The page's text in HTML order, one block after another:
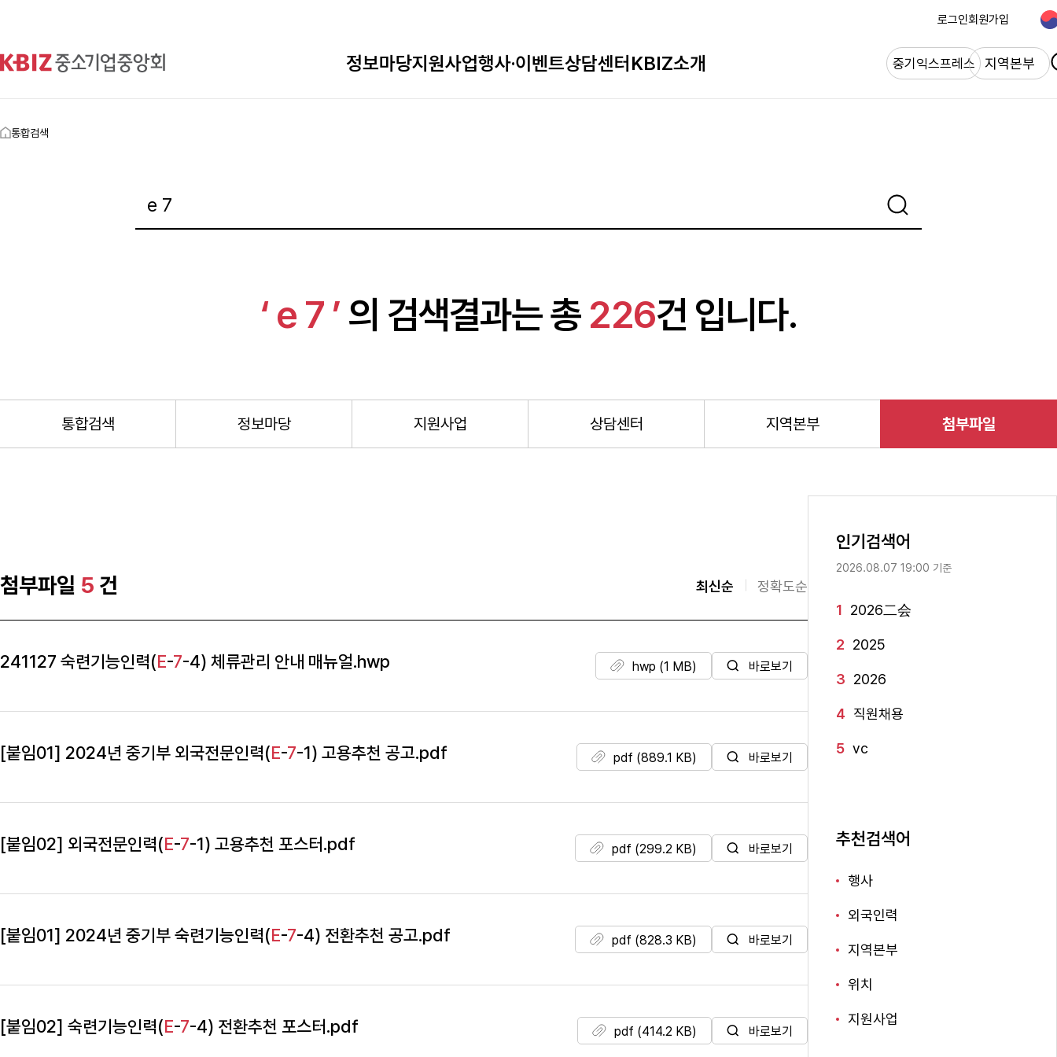
로그인회원가입
정보마당지원사업행사·이벤트상담센터KBIZ소개 중기익스프레스 지역본부
통합검색
‘ e 7 ’ 의 검색결과는 총 226건 입니다.
통합검색 정보마당 지원사업 상담센터 지역본부 첨부파일
첨부파일 5 건 최신순 정확도순
241127 숙련기능인력(E-7-4) 체류관리 안내 매뉴얼.hwp hwp (1 MB) 바로보기
[붙임01] 2024년 중기부 외국전문인력(E-7-1) 고용추천 공고.pdf pdf (889.1 KB) 바로보기
[붙임02] 외국전문인력(E-7-1) 고용추천 포스터.pdf pdf (299.2 KB) 바로보기
[붙임01] 2024년 중기부 숙련기능인력(E-7-4) 전환추천 공고.pdf pdf (828.3 KB) 바로보기
[붙임02] 숙련기능인력(E-7-4) 전환추천 포스터.pdf pdf (414.2 KB) 바로보기
인기검색어
2026.08.07 19:00 기준
1 2026二会
2 2025
3 2026
4 직원채용
5 vc
추천검색어
행사
외국인력
지역본부
위치
지원사업